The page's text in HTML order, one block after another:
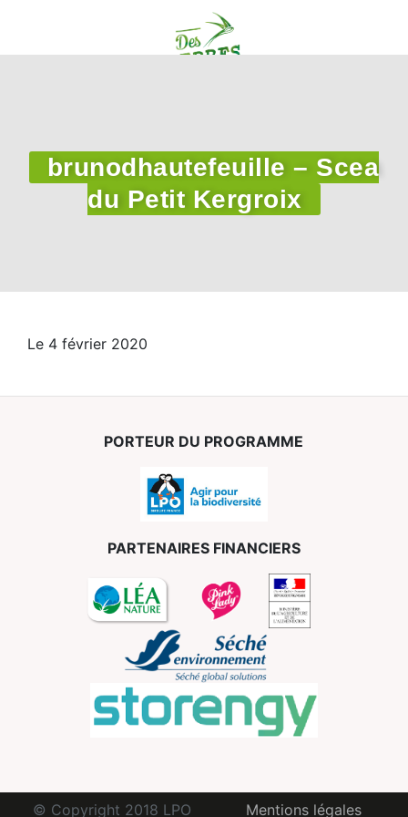
brunodhautefeuille – Scea
du Petit Kergroix
Le 4 février 2020
PORTEUR DU PROGRAMME
PARTENAIRES FINANCIERS
© Copyright 2018 LPO Mentions légales